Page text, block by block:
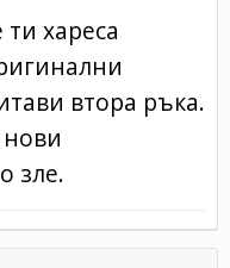
хареса
втора ръка.
нови
зле.